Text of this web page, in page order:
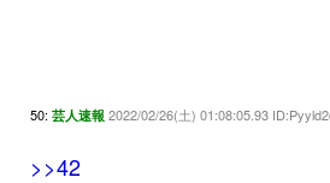
50: 芸人速報 2022/02/26(土) 01:08:05.93
>>42